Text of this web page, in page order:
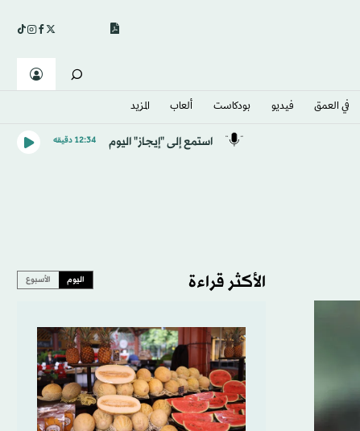
في العمق فيديو بودكاست ألعاب المزيد
استمع إلى "إيجاز" اليوم 12:34 دقيقه
الأكثر قراءة اليوم الأسبوع